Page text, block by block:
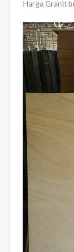
Harga Granit